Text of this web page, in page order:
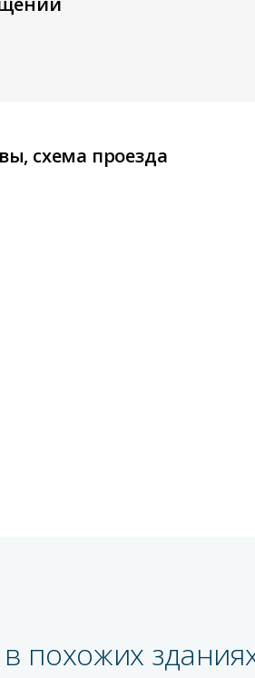
схема проезда
похожих